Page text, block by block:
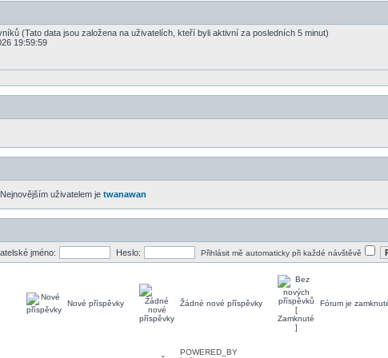
(Tato data jsou založena na uživatelích, kteří byli aktivní za posledních 5 minut)
19:59:59
uživatelem je twanawan
jméno: Heslo: Přihlásit mě automaticky při každé návštěvě
Nové příspěvky Žádné nové příspěvky Fórum je
POWERED_BY